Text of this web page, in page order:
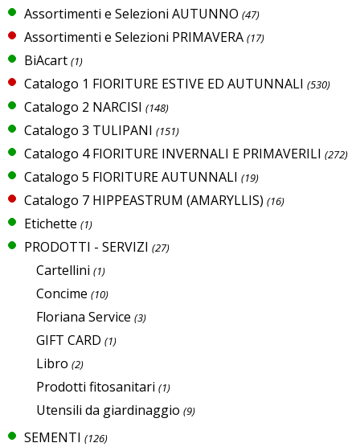
Assortimenti e Selezioni AUTUNNO (47)
Assortimenti e Selezioni PRIMAVERA (17)
BiAcart (1)
Catalogo 1 FIORITURE ESTIVE ED AUTUNNALI (530)
Catalogo 2 NARCISI (148)
Catalogo 3 TULIPANI (151)
Catalogo 4 FIORITURE INVERNALI E PRIMAVERILI (272)
Catalogo 5 FIORITURE AUTUNNALI (19)
Catalogo 7 HIPPEASTRUM (AMARYLLIS) (16)
Etichette (1)
PRODOTTI - SERVIZI (27)
Cartellini (1)
Concime (10)
Floriana Service (3)
GIFT CARD (1)
Libro (2)
Prodotti fitosanitari (1)
Utensili da giardinaggio (9)
SEMENTI (126)